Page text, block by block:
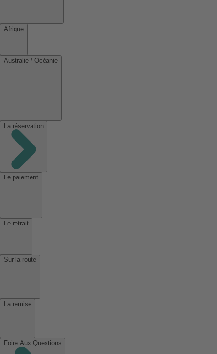
Afrique
Australie / Océanie
La réservation
Le paiement
Le retrait
Sur la route
La remise
Foire Aux Questions